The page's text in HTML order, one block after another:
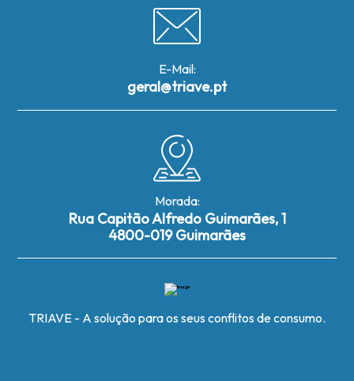
E-Mail:
geral@triave.pt
Morada:
Rua Capitão Alfredo Guimarães, 1
4800-019 Guimarães
TRIAVE - A solução para os seus conflitos de consumo.